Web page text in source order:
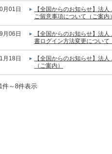
月01日
【全国からのお知らせ】法
ご留意事項について（ご案内）
月06日
【全国からのお知らせ】法
書ログイン方法変更について
月18日
【全国からのお知らせ】法
（ご案内）
～8件表示